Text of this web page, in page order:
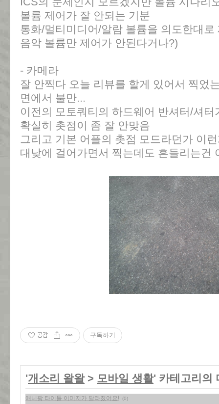
볼륨 제어가 잘 안되는 기분
통화/멀티미디어/알람 볼륨을 의도한대
음악 볼륨만 제어가 안된다거나?)
- 카메라
잘 안찍다 오늘 리뷰를 할게 있어서 찍었
면에서 불만...
이전의 모토쿼티의 하드웨어 반셔터/셔
확실히 촛점이 좀 잘 안맞음
그리고 기본 어플의 촛점 모드라던가 이
대낮에 걸어가면서 찍는데도 흔들리는건
공감 구독하기
'개소리 왈왈> 모바일 생활' 카테고리의
애니팡 타이틀 이미지가 달라졌어요! (0)